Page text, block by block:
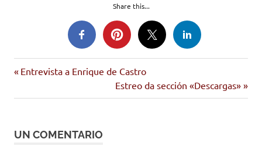
Share this...
Navegación
de
Entrada
Entrevista a Enrique de Castro
Siguiente
entrada:
Estreo da sección «Descargas»
UN COMENTARIO